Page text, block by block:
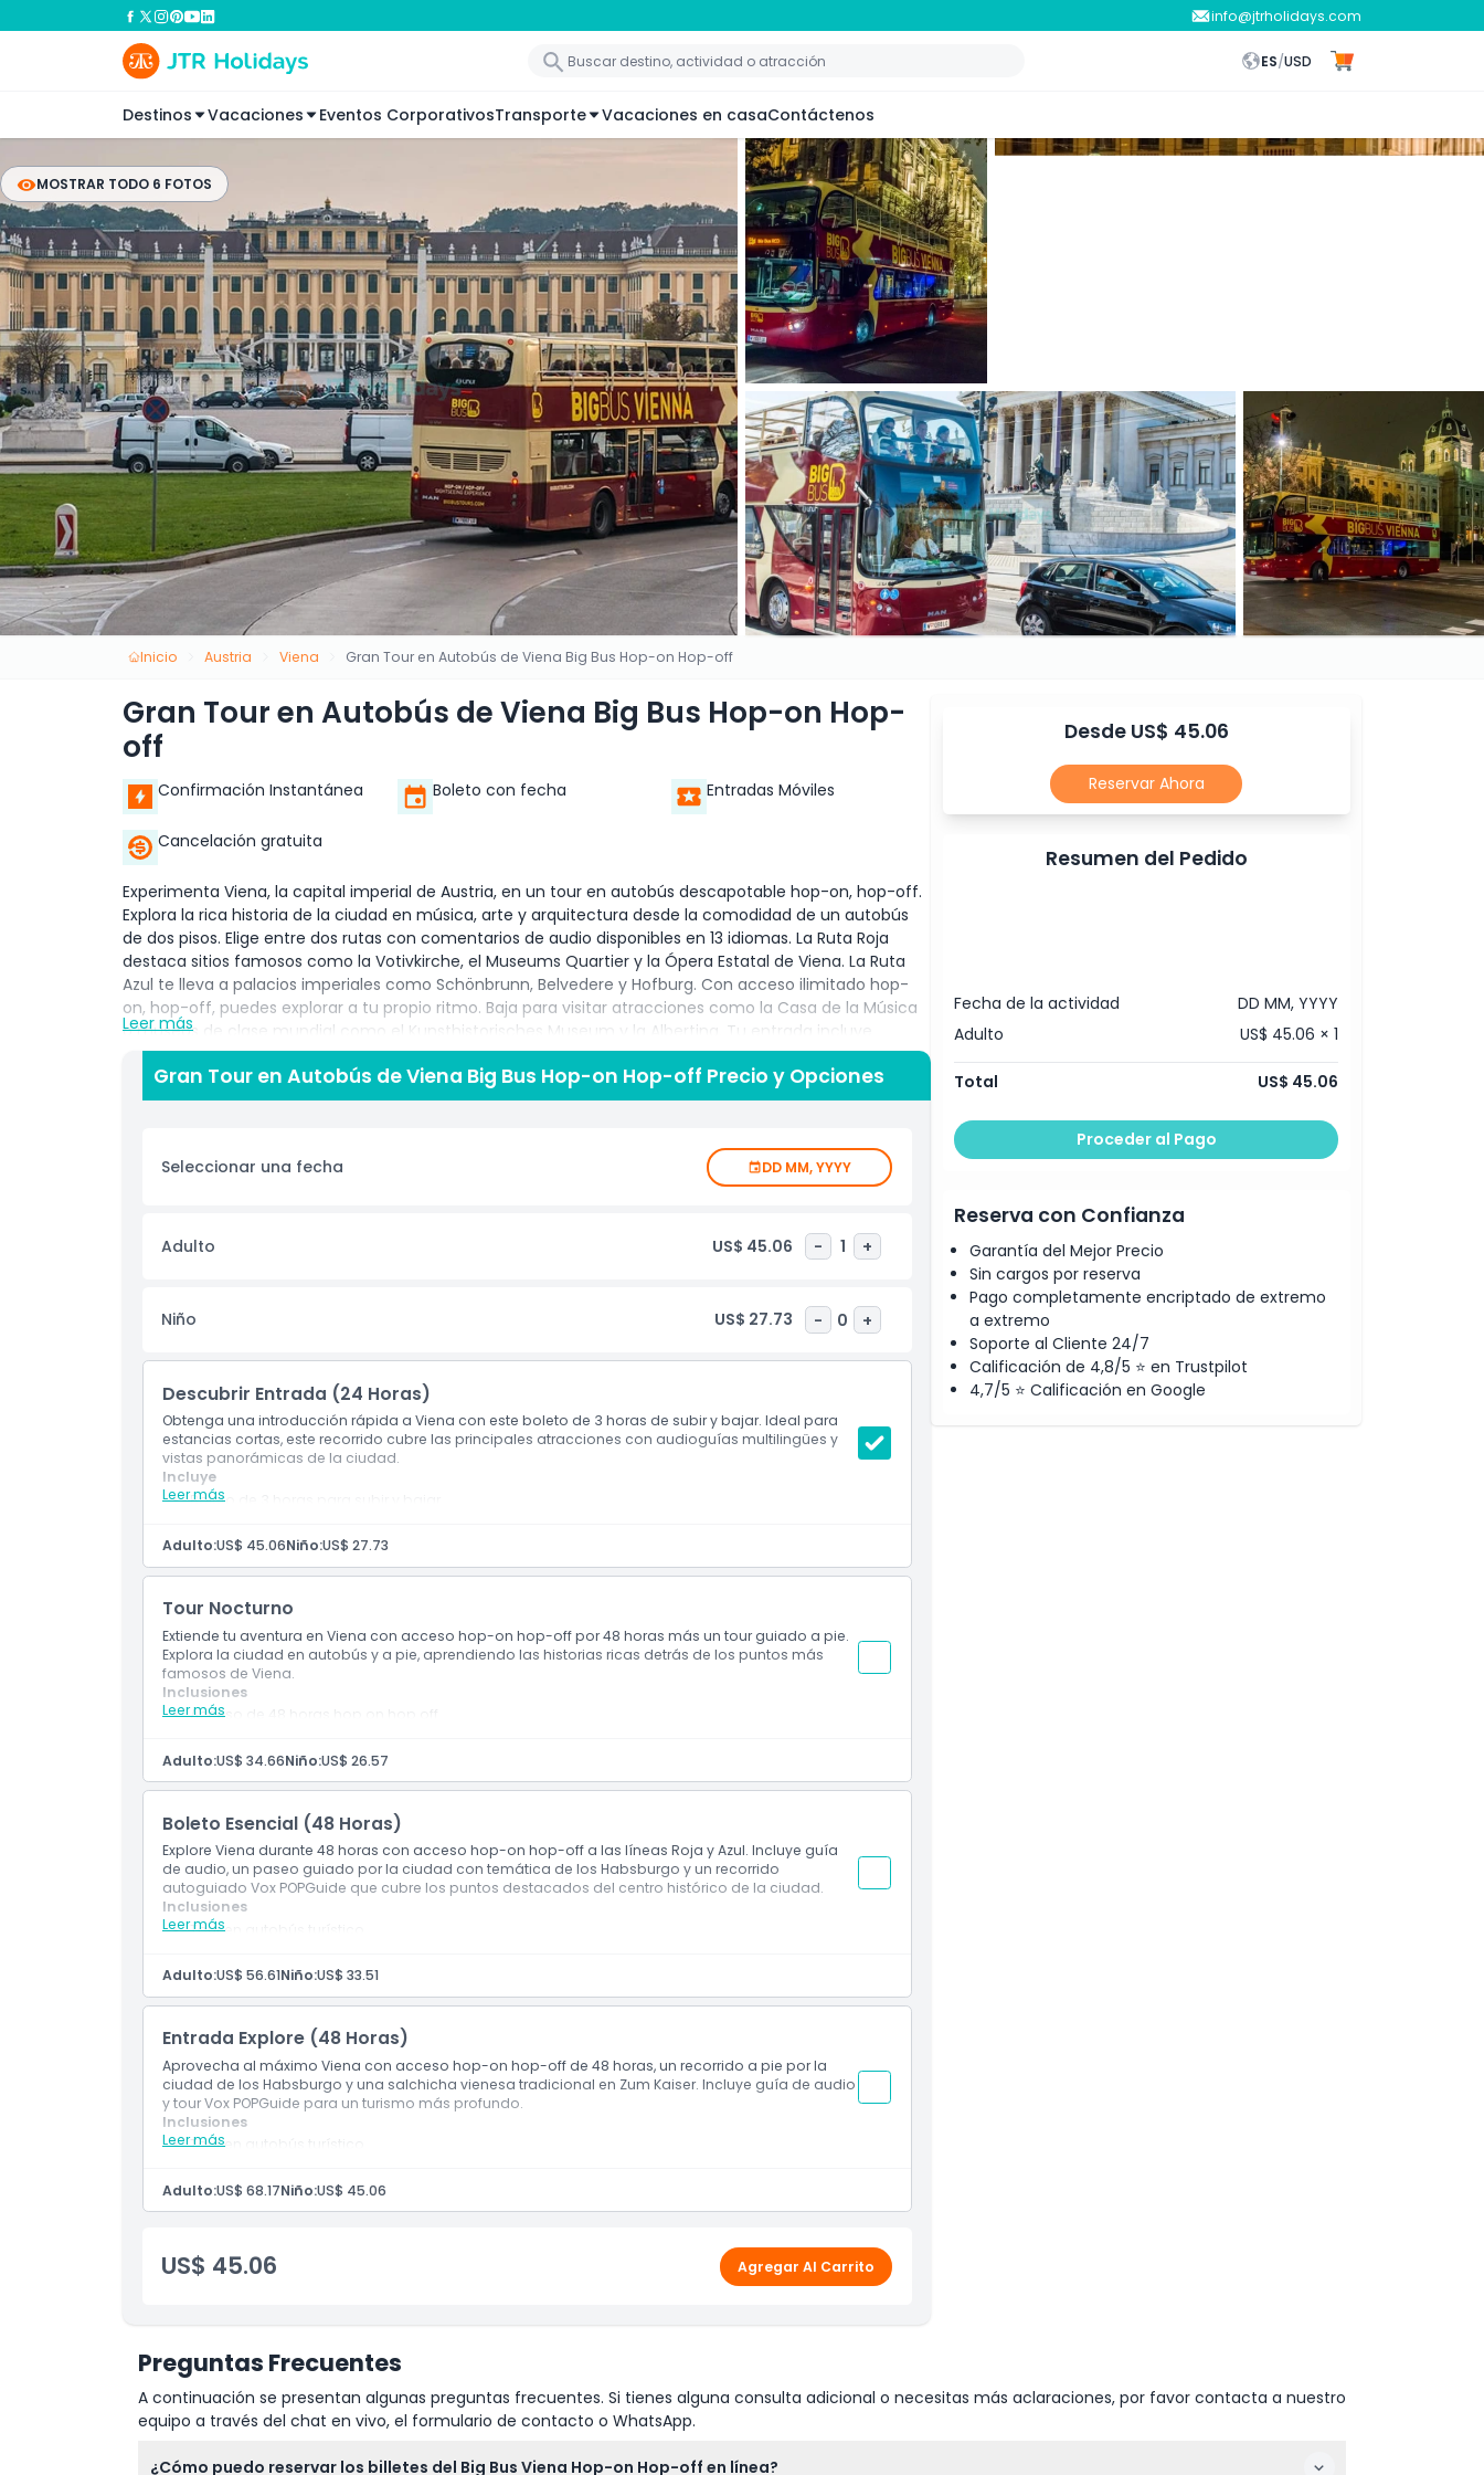
info@jtrholidays.com
ES/USD
Destinos Vacaciones Eventos CorporativosTransporte Vacaciones en casaContáctenos
MOSTRAR TODO 6 FOTOS
Inicio Austria Viena Gran Tour en Autobús de Viena Big Bus Hop-on Hop-off
Gran Tour en Autobús de Viena Big Bus Hop-on Hop-
off
Confirmación Instantánea Boleto con fecha Entradas Móviles
Cancelación gratuita
Experimenta Viena, la capital imperial de Austria, en un tour en autobús descapotable hop-on, hop-off.
Explora la rica historia de la ciudad en música, arte y arquitectura desde la comodidad de un autobús
de dos pisos. Elige entre dos rutas con comentarios de audio disponibles en 13 idiomas. La Ruta Roja
destaca sitios famosos como la Votivkirche, el Museums Quartier y la Ópera Estatal de Viena. La Ruta
Azul te lleva a palacios imperiales como Schönbrunn, Belvedere y Hofburg. Con acceso ilimitado hop-
on, hop-off, puedes explorar a tu propio ritmo. Baja para visitar atracciones como la Casa de la Música
o museos de clase mundial como el Kunsthistorisches Museum y la Albertina. Tu entrada incluye
también la descarga gratuita de un tour a pie a través de la aplicación Vox POPGuide. Esta aplicación
ofrece comentarios detallados sobre los barrios históricos de Viena y su fascinante pasado, ayudándote
a profundizar en la cultura de la ciudad. Este tour es una manera flexible y conveniente de ver lo mejor
Horario de Apertura
Cosas a Saber
Ubicación
Cómo Canjear
Política de Cancelación
Leer más
Gran Tour en Autobús de Viena Big Bus Hop-on Hop-off Precio y Opciones
Seleccionar una fecha DD MM, YYYY
Adulto US$ 45.06 - 1 +
Niño US$ 27.73 - 0 +
Descubrir Entrada (24 Horas)
Obtenga una introducción rápida a Viena con este boleto de 3 horas de subir y bajar. Ideal para
estancias cortas, este recorrido cubre las principales atracciones con audioguías multilingües y
vistas panorámicas de la ciudad.
Leer más
Incluye
Boleto de 3 horas para subir y bajar
ciudad
Adulto:US$ 45.06Niño:US$ 27.73
Tour Nocturno
Extiende tu aventura en Viena con acceso hop-on hop-off por 48 horas más un tour guiado a pie.
Explora la ciudad en autobús y a pie, aprendiendo las historias ricas detrás de los puntos más
famosos de Viena.
Leer más
Inclusiones
Acceso de 48 horas hop on hop off
Adulto:US$ 34.66Niño:US$ 26.57
Boleto Esencial (48 Horas)
Explore Viena durante 48 horas con acceso hop-on hop-off a las líneas Roja y Azul. Incluye guía
de audio, un paseo guiado por la ciudad con temática de los Habsburgo y un recorrido
autoguiado Vox POPGuide que cubre los puntos destacados del centro histórico de la ciudad.
Leer más
Inclusiones
Tour en autobús turístico
Adulto:US$ 56.61Niño:US$ 33.51
Entrada Explore (48 Horas)
Aprovecha al máximo Viena con acceso hop-on hop-off de 48 horas, un recorrido a pie por la
ciudad de los Habsburgo y una salchicha vienesa tradicional en Zum Kaiser. Incluye guía de audio
y tour Vox POPGuide para un turismo más profundo.
Leer más
Inclusiones
Tour en autobús turístico
Adulto:US$ 68.17Niño:US$ 45.06
US$ 45.06 Agregar Al Carrito
Desde US$ 45.06
Reservar Ahora
Resumen del Pedido
Fecha de la actividad
DD MM, YYYY
Adulto
US$ 45.06 × 1
Total US$ 45.06
Proceder al Pago
Reserva con Confianza
Garantía del Mejor Precio
Sin cargos por reserva
Pago completamente encriptado de extremo
a extremo
Soporte al Cliente 24/7
Calificación de 4,8/5 ⭐ en Trustpilot
4,7/5 ⭐ Calificación en Google
Preguntas Frecuentes
A continuación se presentan algunas preguntas frecuentes. Si tienes alguna consulta adicional o necesitas más aclaraciones, por favor contacta a nuestro
equipo a través del chat en vivo, el formulario de contacto o WhatsApp.
¿Cómo puedo reservar los billetes del Big Bus Viena Hop-on Hop-off en línea?